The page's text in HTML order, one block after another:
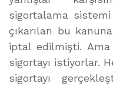
sigortalama sistemi
çıkarılan bu
iptal edilmişti.
sigortayı istiyorlar.
sigortayı